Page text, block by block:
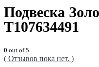
Подвеска
Т107634491
0 out of 5
( Отзывов пока нет. )